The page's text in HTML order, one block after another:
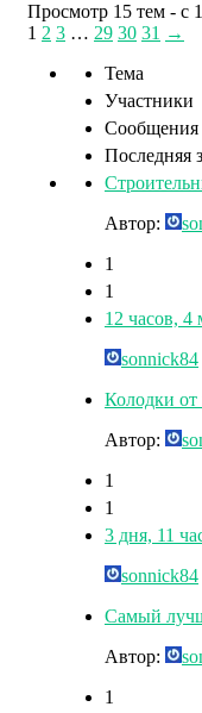
Просмотр 15 тем - с
1 2 3 … 29 30 31 →
Тема
Участники
Сообщения
Последняя
Автор:
1
1
12 часов, 4
sonnick84
Колодки от
Автор:
1
1
3 дня, 11
sonnick84
Самый
Автор:
1